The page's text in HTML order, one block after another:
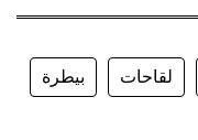
لقاحات بيطرة